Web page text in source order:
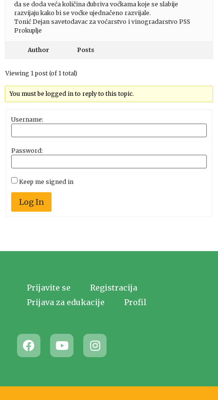
da se doda veća količina đubriva voćkama koje se slabije
razvijaju kako bi se voćke ujednačeno razvijale.
Tonić Dejan savetodavac za voćarstvo i vinogradarstvo PSS
Prokuplje
Author Posts
Viewing 1 post (of 1 total)
You must be logged in to reply to this topic.
Username:
Password:
Keep me signed in
Log In
Prijavite se
Registracija
Prijava za edukacije
Profil